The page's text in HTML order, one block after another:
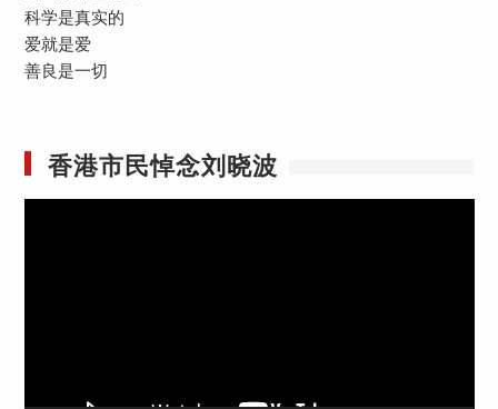
科学是真实的
爱就是爱
善良是一切
香港市民悼念刘晓波